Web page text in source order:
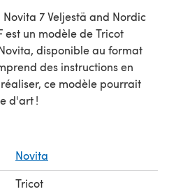
7 Veljestä and Nordic
un modèle de Tricot
des instructions en
ce modèle pourrait
d'art !
Novita
Tricot